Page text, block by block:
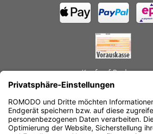
Kauf auf Rechnung
Schnelle
Käuferschutz